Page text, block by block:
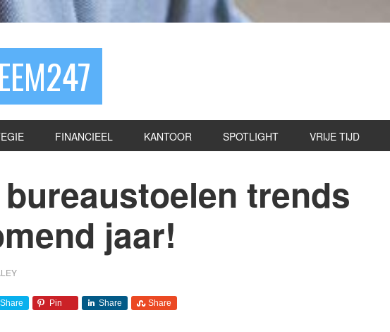
FINANCIEEL KANTOOR SPOTLIGHT VRIJE TIJD
trends
jaar!
Share Pin Share Share